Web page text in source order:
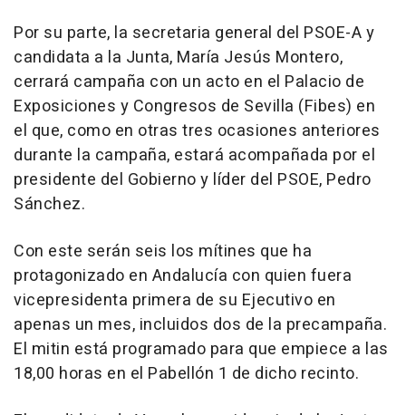
Por su parte, la secretaria general del PSOE-A y
candidata a la Junta, María Jesús Montero,
cerrará campaña con un acto en el Palacio de
Exposiciones y Congresos de Sevilla (Fibes) en
el que, como en otras tres ocasiones anteriores
durante la campaña, estará acompañada por el
presidente del Gobierno y líder del PSOE, Pedro
Sánchez.
Con este serán seis los mítines que ha
protagonizado en Andalucía con quien fuera
vicepresidenta primera de su Ejecutivo en
apenas un mes, incluidos dos de la precampaña.
El mitin está programado para que empiece a las
18,00 horas en el Pabellón 1 de dicho recinto.